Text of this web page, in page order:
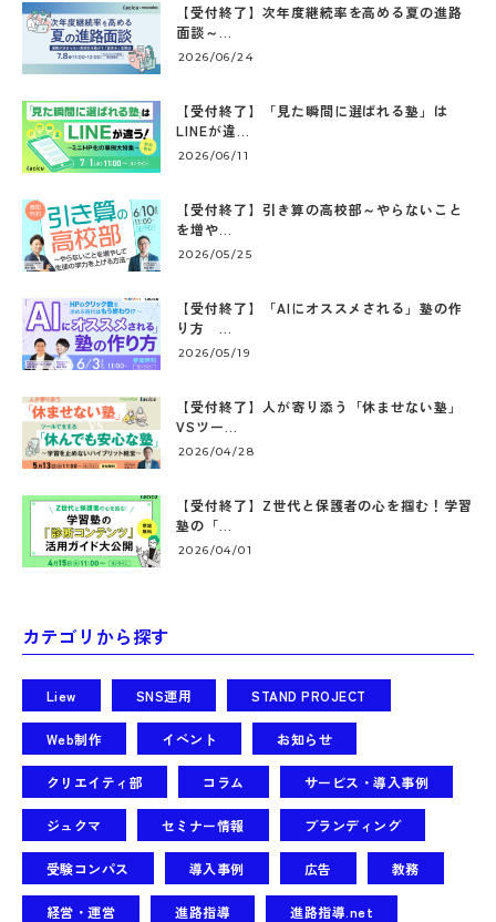
【受付終了】次年度継続率を高める夏の進路
面談～...
2026/06/24
【受付終了】「見た瞬間に選ばれる塾」は
LINEが違...
2026/06/11
【受付終了】引き算の高校部～やらないこと
を増や...
2026/05/25
【受付終了】「AIにオススメされる」塾の作
り方 ...
2026/05/19
【受付終了】人が寄り添う「休ませない塾」
VSツー...
2026/04/28
【受付終了】Z世代と保護者の心を掴む！学習
塾の「...
2026/04/01
カテゴリから探す
Liew SNS運用 STAND PROJECT
Web制作 イベント お知らせ
クリエイティ部 コラム サービス・導入事例
ジュクマ セミナー情報 ブランディング
受験コンパス 導入事例 広告 教務
経営・運営 進路指導 進路指導.net